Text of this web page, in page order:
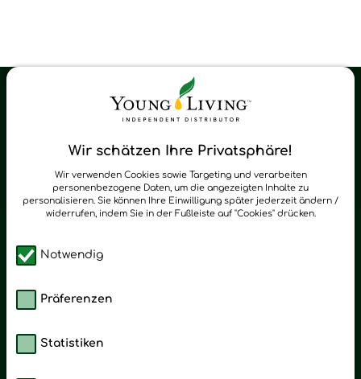
Wir schätzen Ihre Privatsphäre!
Wir verwenden Cookies sowie Targeting und verarbeiten
personenbezogene Daten, um die angezeigten Inhalte zu
personalisieren. Sie können Ihre Einwilligung später jederzeit ändern /
widerrufen, indem Sie in der Fußleiste auf "Cookies" drücken.
Notwendig
Präferenzen
Statistiken
Young Living Shop-Oil Newsletter
zum Newsletter anmelden